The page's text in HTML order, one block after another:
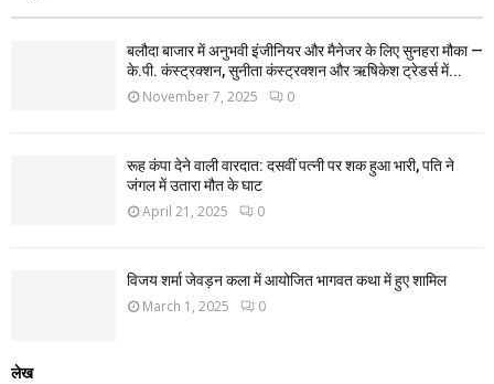
बलौदा बाजार में अनुभवी इंजीनियर और मैनेजर के लिए सुनहरा मौका —
के.पी. कंस्ट्रक्शन, सुनीता कंस्ट्रक्शन और ऋषिकेश ट्रेडर्स में...
November 7, 2025 0
रूह कंपा देने वाली वारदात: दसवीं पत्नी पर शक हुआ भारी, पति ने
जंगल में उतारा मौत के घाट
April 21, 2025 0
विजय शर्मा जेवड़न कला में आयोजित भागवत कथा में हुए शामिल
March 1, 2025 0
लेख